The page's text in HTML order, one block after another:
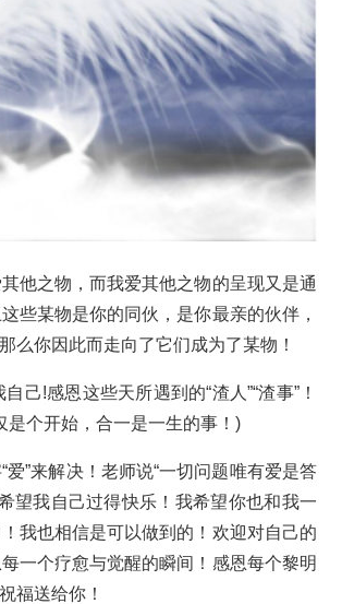
他之物，而我爱其他之物的呈现又是通
些某物是你的同伙，是你最亲的伙伴，
么你因此而走向了它们成为了某物！
!感恩这些天所遇到的“渣人”“渣事”！
是个开始，合一是一生的事！)
”来解决！老师说“一切问题唯有爱是答
我自己过得快乐！我希望你也和我一
我也相信是可以做到的！欢迎对自己的
一个疗愈与觉醒的瞬间！感恩每个黎明
福送给你！